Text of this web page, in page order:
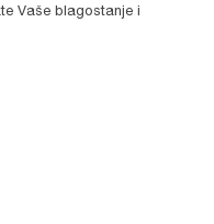
Vaše blagostanje i